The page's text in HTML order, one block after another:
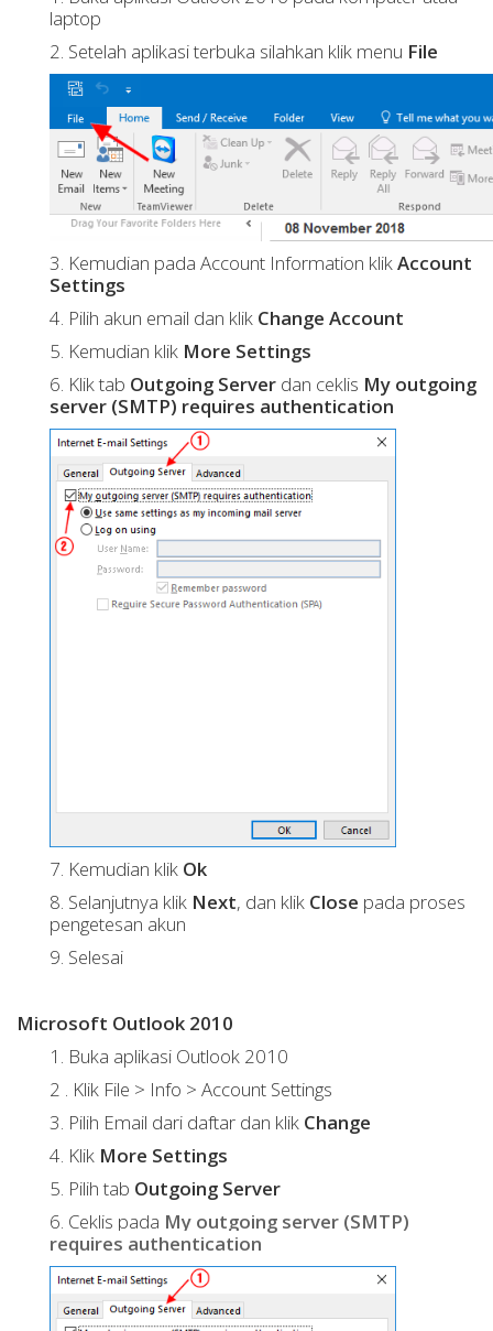
laptop
2. Setelah aplikasi terbuka silahkan klik menu File
3. Kemudian pada Account Information klikAccount
Settings
4. Pilih akun email dan klik Change Account
5. Kemudian klik More Settings
6. Klik tab Outgoing Server dan ceklis My outgoing
server (SMTP) requires authentication
7. Kemudian klik Ok
8. Selanjutnya klik Next, dan klik Close pada proses
pengetesan akun
9. Selesai
Microsoft Outlook 2010
1. Buka aplikasi Outlook 2010
2 . Klik File > Info > Account Settings
3. Pilih Email dari daftar dan klik Change
4. Klik More Settings
5. Pilih tab Outgoing Server
6. Ceklis pada My outgoing server (SMTP)
requires authentication